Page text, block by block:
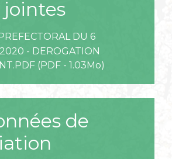
jointes
DU 6
- DEROGATION
(PDF - 1.03Mo)
de